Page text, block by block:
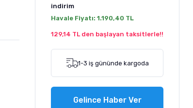
indirim
Havale Fiyatı: 1.190,40 TL
129,14 TL den başlayan taksitlerle!!
1-3 iş gününde kargoda
Gelince Haber Ver